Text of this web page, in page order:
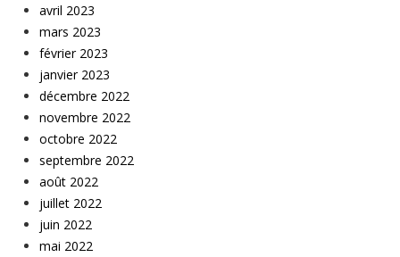
avril 2023
mars 2023
février 2023
janvier 2023
décembre 2022
novembre 2022
octobre 2022
septembre 2022
août 2022
juillet 2022
juin 2022
mai 2022